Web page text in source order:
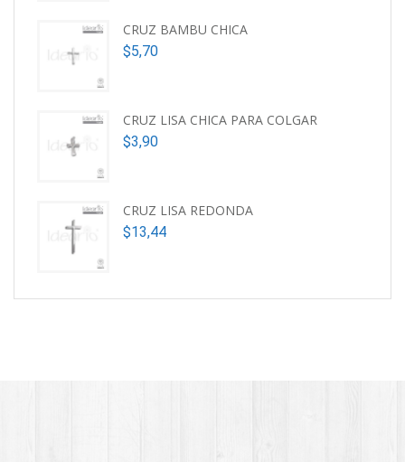
CRUZ BAMBU CHICA
$5,70
CRUZ LISA CHICA PARA COLGAR
$3,90
CRUZ LISA REDONDA
$13,44